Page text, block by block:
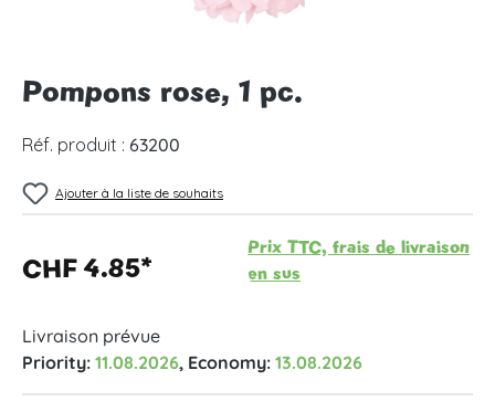
Pompons rose, 1 pc.
Réf. produit : 63200
Ajouter à la liste de souhaits
CHF 4.85*
Prix TTC, frais de livraison
en sus
Livraison prévue
Priority: 11.08.2026, Economy: 13.08.2026